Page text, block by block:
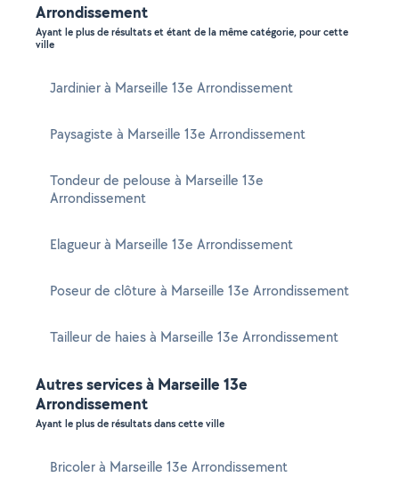
Arrondissement
Ayant le plus de résultats et étant de la même catégorie, pour cette
ville
Jardinier à Marseille 13e Arrondissement
Paysagiste à Marseille 13e Arrondissement
Tondeur de pelouse à Marseille 13e
Arrondissement
Elagueur à Marseille 13e Arrondissement
Poseur de clôture à Marseille 13e Arrondissement
Tailleur de haies à Marseille 13e Arrondissement
Autres services à Marseille 13e
Arrondissement
Ayant le plus de résultats dans cette ville
Bricoler à Marseille 13e Arrondissement